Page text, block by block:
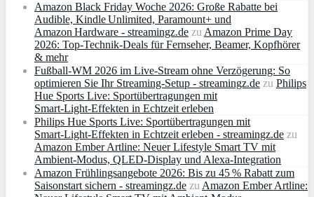
Amazon Black Friday Woche 2026: Große Rabatte bei
Audible, Kindle Unlimited, Paramount+ und
Amazon Hardware - streamingz.de zuAmazon Prime Day
2026: Top-Technik-Deals für Fernseher, Beamer, Kopfhörer
& mehr
Fußball-WM 2026 im Live-Stream ohne Verzögerung: So
optimieren Sie Ihr Streaming-Setup - streamingz.de zu Philips
Hue Sports Live: Sportübertragungen mit
Smart‑Light‑Effekten in Echtzeit erleben
Philips Hue Sports Live: Sportübertragungen mit
Smart‑Light‑Effekten in Echtzeit erleben - streamingz.de zu
Amazon Ember Artline: Neuer Lifestyle Smart TV mit
Ambient‑Modus, QLED‑Display und Alexa‑Integration
Amazon Frühlingsangebote 2026: Bis zu 45 % Rabatt zum
Saisonstart sichern - streamingz.de zuAmazon Ember Artline: